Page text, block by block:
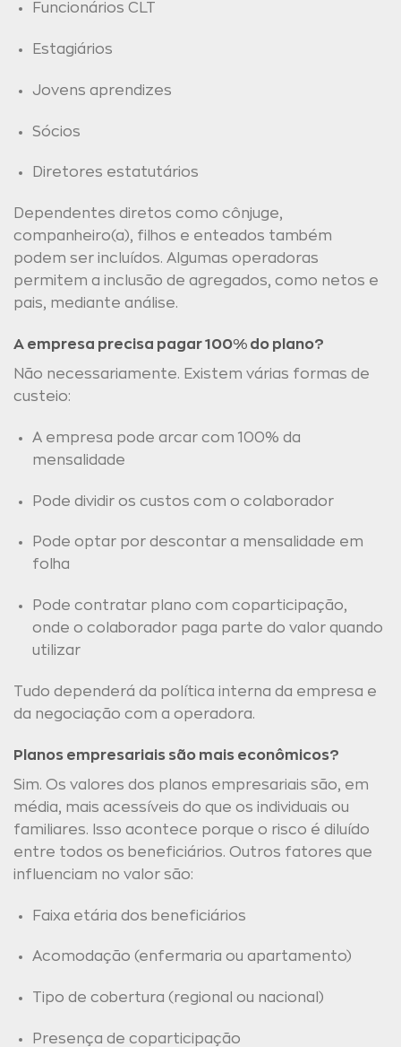
Funcionários CLT
Estagiários
Jovens aprendizes
Sócios
Diretores estatutários
Dependentes diretos como cônjuge,
companheiro(a), filhos e enteados também
podem ser incluídos. Algumas operadoras
permitem a inclusão de agregados, como netos e
pais, mediante análise.
A empresa precisa pagar 100% do plano?
Não necessariamente. Existem várias formas de
custeio:
A empresa pode arcar com 100% da
mensalidade
Pode dividir os custos com o colaborador
Pode optar por descontar a mensalidade em
folha
Pode contratar plano com coparticipação,
onde o colaborador paga parte do valor quando
utilizar
Tudo dependerá da política interna da empresa e
da negociação com a operadora.
Planos empresariais são mais econômicos?
Sim. Os valores dos planos empresariais são, em
média, mais acessíveis do que os individuais ou
familiares. Isso acontece porque o risco é diluído
entre todos os beneficiários. Outros fatores que
influenciam no valor são:
Faixa etária dos beneficiários
Acomodação (enfermaria ou apartamento)
Tipo de cobertura (regional ou nacional)
Presença de coparticipação